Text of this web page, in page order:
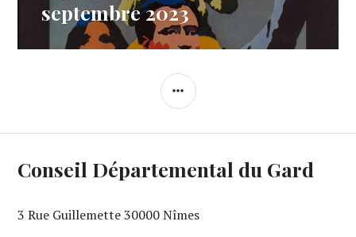
septembre 2023
COLONNE
Conseil Départemental du Gard
3 Rue Guillemette 30000 Nîmes